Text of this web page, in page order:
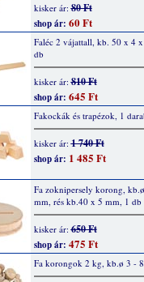
kisker ár:80 Ft
shop ár: 60 Ft
Faléc 2 vájattall, kb. 50 x 4
db
kisker ár:810 Ft
shop ár: 645 Ft
Fakockák és trapézok, 1
kisker ár:1 740 Ft
shop ár: 1 485 Ft
Fa zoknipersely korong,
mm, rés kb.40 x 5 mm, 1 db
kisker ár:650 Ft
shop ár: 475 Ft
Fa korongok 2 kg, kb.ø 3 -